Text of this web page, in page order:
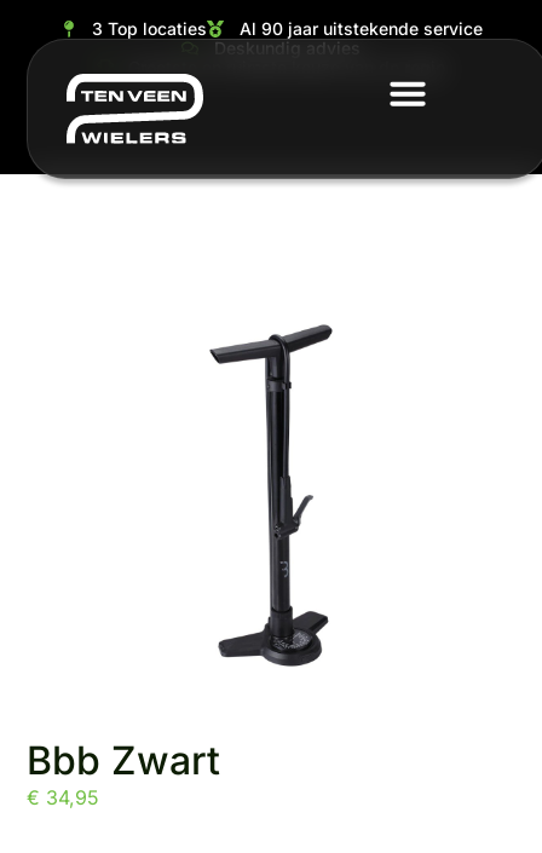
3 Top locaties
Al 90 jaar uitstekende service
Deskundig advies
Bbb Zwart
€ 34,95